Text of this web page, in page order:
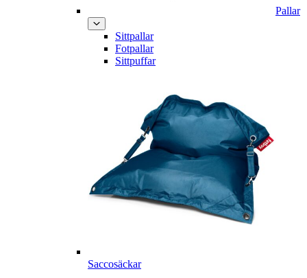
Pallar
Sittpallar
Fotpallar
Sittpuffar
Saccosäckar